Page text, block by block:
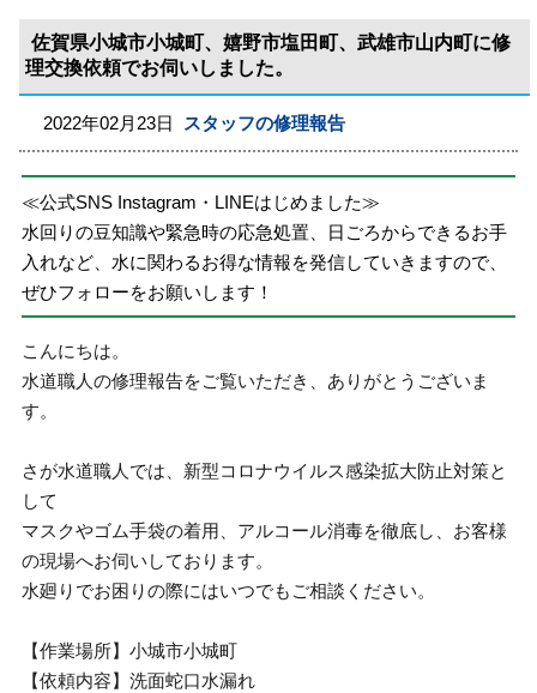
佐賀県小城市小城町、嬉野市塩田町、武雄市山内町に修
理交換依頼でお伺いしました。
2022年02月23日 スタッフの修理報告
≪公式SNS Instagram・LINEはじめました≫
水回りの豆知識や緊急時の応急処置、日ごろからできるお手
入れなど、水に関わるお得な情報を発信していきますので、
ぜひフォローをお願いします！
こんにちは。
水道職人の修理報告をご覧いただき、ありがとうございま
す。
さが水道職人では、新型コロナウイルス感染拡大防止対策と
して
マスクやゴム手袋の着用、アルコール消毒を徹底し、お客様
の現場へお伺いしております。
水廻りでお困りの際にはいつでもご相談ください。
【作業場所】小城市小城町
【依頼内容】洗面蛇口水漏れ